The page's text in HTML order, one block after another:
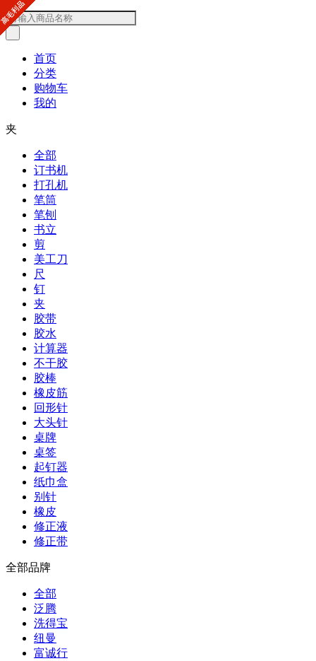
首页
分类
购物车
我的
夹
全部
订书机
打孔机
笔筒
笔刨
书立
剪
美工刀
尺
钉
夹
胶带
胶水
计算器
不干胶
胶棒
橡皮筋
回形针
大头针
桌牌
桌签
起钉器
纸巾盒
别针
橡皮
修正液
修正带
全部品牌
全部
泛腾
洗得宝
纽曼
富诚行